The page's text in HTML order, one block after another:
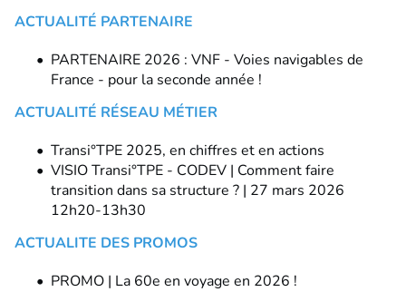
ACTUALITÉ PARTENAIRE
PARTENAIRE 2026 : VNF - Voies navigables de
France - pour la seconde année !
ACTUALITÉ RÉSEAU MÉTIER
Transi°TPE 2025, en chiffres et en actions
VISIO Transi°TPE - CODEV | Comment faire
transition dans sa structure ? | 27 mars 2026
12h20-13h30
ACTUALITE DES PROMOS
PROMO | La 60e en voyage en 2026 !